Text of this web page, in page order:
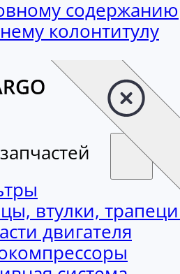
содержанию
колонтитулу
втулки,
двигателя